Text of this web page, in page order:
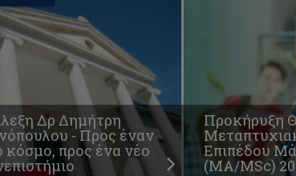
Δρ Δημήτρη
- Προς έναν
κόσμο, προς ένα νέο
Προκήρυξη
Επιπέδου
(ΜΑ/MSc)